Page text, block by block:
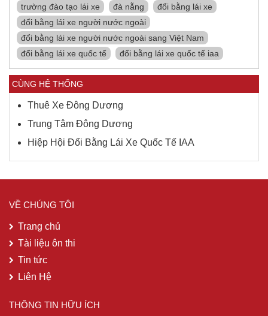
trường đào tạo lái xe
đà nẵng
đổi bằng lái xe
đổi bằng lái xe người nước ngoài
đổi bằng lái xe người nước ngoài sang Việt Nam
đổi bằng lái xe quốc tế
đổi bằng lái xe quốc tế iaa
CÙNG HỆ THỐNG
Thuê Xe Đông Dương
Trung Tâm Đông Dương
Hiệp Hội Đổi Bằng Lái Xe Quốc Tế IAA
VỀ CHÚNG TÔI
Trang chủ
Tài liệu ôn thi
Tin tức
Liên Hệ
THÔNG TIN HỮU ÍCH